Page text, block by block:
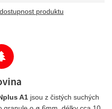
produktu
A1 jsou z čistých suchých